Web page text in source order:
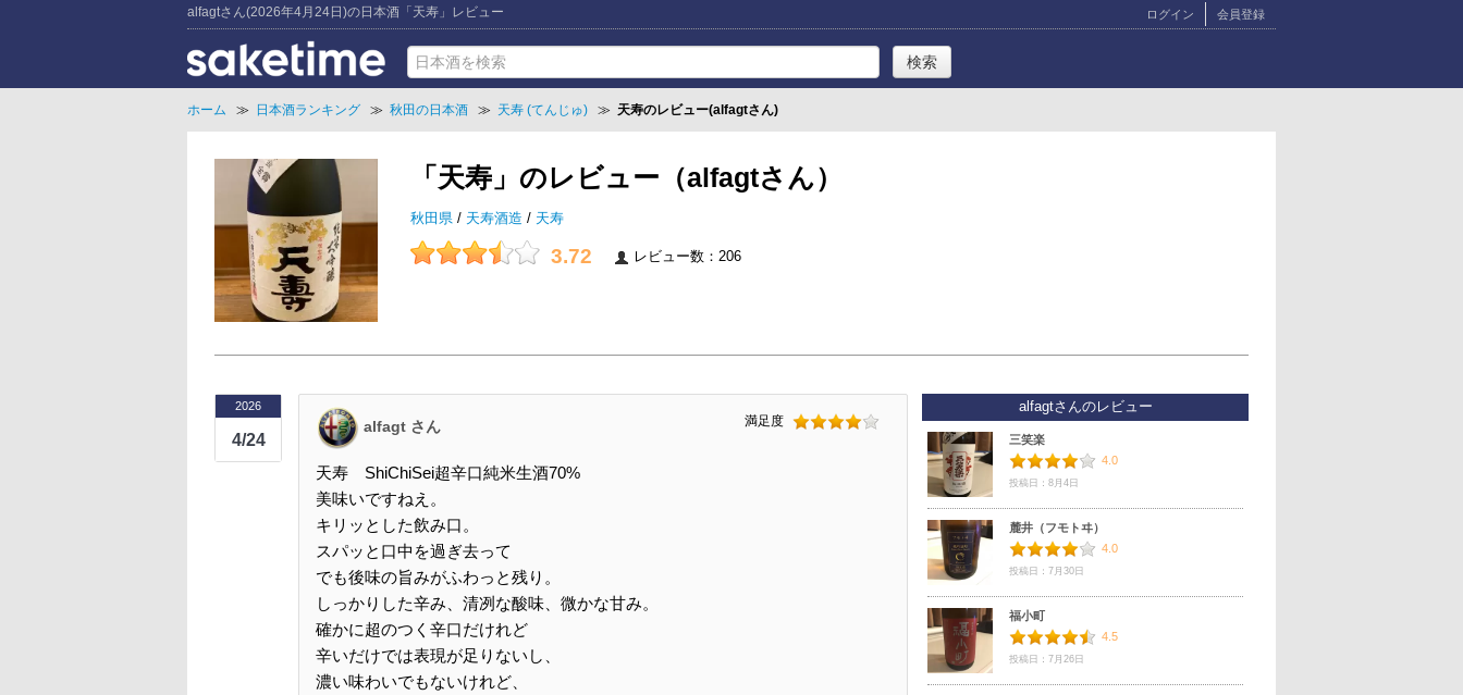
alfagtさん(2026年4月24日)の日本酒「天寿」レビュー ログイン 会員登録
ホーム ≫ 日本酒ランキング ≫ 秋田の日本酒 ≫ 天寿 (てんじゅ) ≫ 天寿のレビュー(alfagtさん)
「天寿」のレビュー（alfagtさん）
秋田県 / 天寿酒造 / 天寿
3.72 レビュー数：206
2026
4/24
alfagt さん 満足度
天寿 ShiChiSei超辛口純米生酒70%
美味いですねえ。
キリッとした飲み口。
スパッと口中を過ぎ去って
でも後味の旨みがふわっと残り。
しっかりした辛み、清冽な酸味、微かな甘み。
確かに超のつく辛口だけれど
辛いだけでは表現が足りないし、
濃い味わいでもないけれど、
alfagtさんのレビュー
三笑楽
4.0
投稿日：8月4日
麓井（フモトヰ）
4.0
投稿日：7月30日
福小町
4.5
投稿日：7月26日